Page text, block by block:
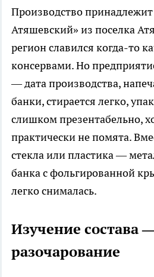
Производство
Атяшевский» из поселка
регион славился когда-то
консервами. Но
— дата производства,
банки, стирается легко,
слишком презентабельно,
практически не помята.
стекла или пластика —
банка с фольгированной
легко снималась.
Изучение состава
разочарование